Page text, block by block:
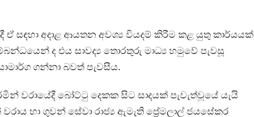
සඳහා අදාළ ආයතන අවශ්‍ය වියදම් කිරීම කළ යුතු කාර්යයක්
ද එය සාවද්‍ය තොරතුරු මාධ්‍ය හමුවේ පැවසූ
ගන්නා බවත් පැවසීය.
බෝට්ටු දෙකක සිට සාදයක් පැවැත්වූයේ යැයි
හා ගුවන් සේවා රාජ්‍ය ඇමැති ප්‍රේමලාල් ජයසේකර